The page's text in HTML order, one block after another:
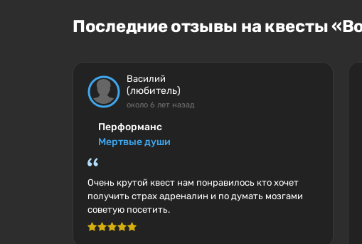
Последние отзывы на квесты
Василий
(любитель)
около 6 лет назад
Перформанс
Мертвые души
Очень крутой квест нам понравилось кто хочет
получить страх адреналин и по думать мозгами
советую посетить.